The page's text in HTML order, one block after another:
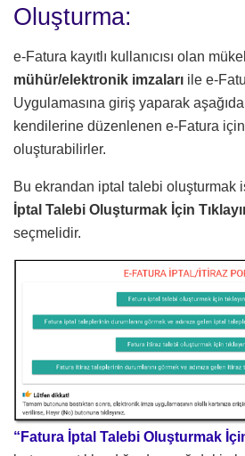
Oluşturma:
e-Fatura kayıtlı kullanıcısı olan
mühür/elektronik imzaları ile e-
Uygulamasına giriş yaparak
kendilerine düzenlenen e-Fatura için
oluşturabilirler.
Bu ekrandan iptal talebi oluşturmak
İptal Talebi Oluşturmak İçin
seçmelidir.
“Fatura İptal Talebi Oluşturmak İçin